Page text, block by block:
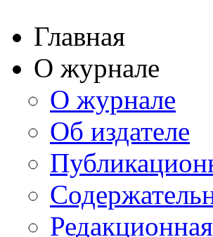
Главная
О журнале
О журнале
Об издателе